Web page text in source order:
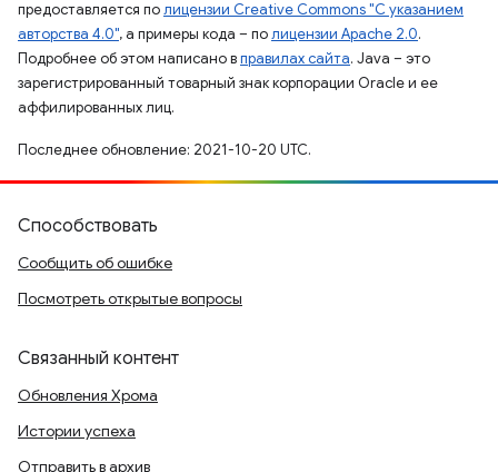
предоставляется полицензии Creative Commons "С указанием
авторства 4.0", а примеры кода – полицензии Apache 2.0.
Подробнее об этом написано вправилах сайта. Java – это
зарегистрированный товарный знак корпорации Oracle и ее
аффилированных лиц.
Последнее обновление: 2021-10-20 UTC.
Способствовать
Сообщить об ошибке
Посмотреть открытые вопросы
Связанный контент
Обновления Хрома
Истории успеха
Отправить в архив